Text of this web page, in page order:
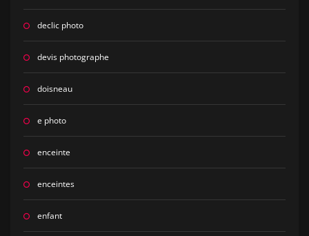
declic photo
devis photographe
doisneau
e photo
enceinte
enceintes
enfant